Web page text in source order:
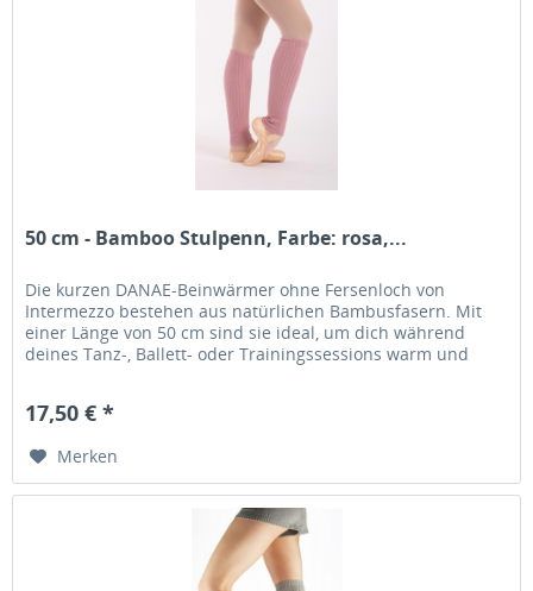
50 cm - Bamboo Stulpenn, Farbe: rosa,...
Die kurzen DANAE-Beinwärmer ohne Fersenloch von
Intermezzo bestehen aus natürlichen Bambusfasern. Mit
einer Länge von 50 cm sind sie ideal, um dich während
deines Tanz-, Ballett- oder Trainingssessions warm und
17,50 € *
Merken